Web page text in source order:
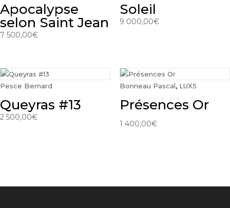
Apocalypse
selon Saint Jean
7 500,00€
Soleil
9 000,00€
Pesce Bernard
Queyras #13
2 500,00€
Bonneau Pascal, LUX5
Présences Or
1 400,00€